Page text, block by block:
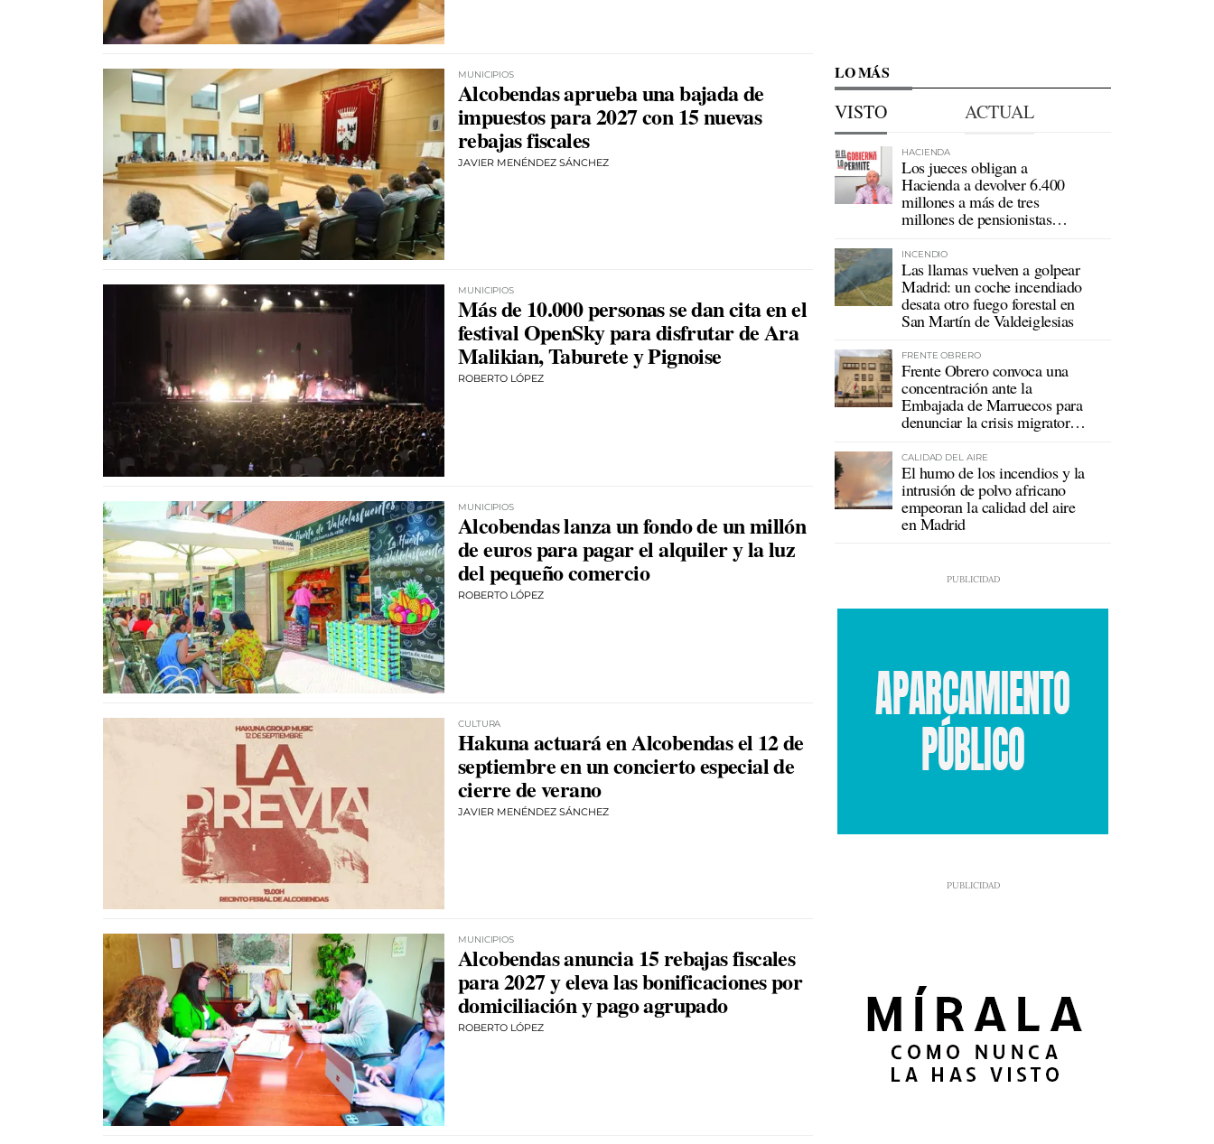
MUNICIPIOS
Alcobendas aprueba una bajada de
impuestos para 2027 con 15 nuevas
rebajas fiscales
JAVIER MENÉNDEZ SÁNCHEZ
MUNICIPIOS
Más de 10.000 personas se dan cita en el
festival OpenSky para disfrutar de Ara
Malikian, Taburete y Pignoise
ROBERTO LÓPEZ
MUNICIPIOS
Alcobendas lanza un fondo de un millón
de euros para pagar el alquiler y la luz
del pequeño comercio
ROBERTO LÓPEZ
CULTURA
Hakuna actuará en Alcobendas el 12 de
septiembre en un concierto especial de
cierre de verano
JAVIER MENÉNDEZ SÁNCHEZ
MUNICIPIOS
Alcobendas anuncia 15 rebajas fiscales
para 2027 y eleva las bonificaciones por
domiciliación y pago agrupado
ROBERTO LÓPEZ
LO MÁS
VISTO ACTUAL
HACIENDA
Los jueces obligan a
Hacienda a devolver 6.400
millones a más de tres
millones de pensionistas
INCENDIO
Las llamas vuelven a golpear
Madrid: un coche incendiado
desata otro fuego forestal en
San Martín de Valdeiglesias
FRENTE OBRERO
Frente Obrero convoca una
concentración ante la
Embajada de Marruecos para
denunciar la crisis migratoria
CALIDAD DEL AIRE
El humo de los incendios y la
intrusión de polvo africano
empeoran la calidad del aire
en Madrid